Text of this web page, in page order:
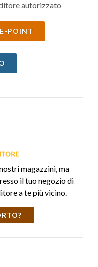
autorizzato
POINT
magazzini, ma
il tuo negozio di
a te più vicino.